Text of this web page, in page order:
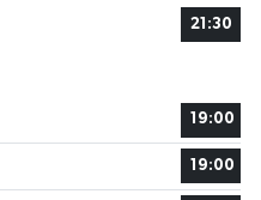
21:30
19:00
19:00